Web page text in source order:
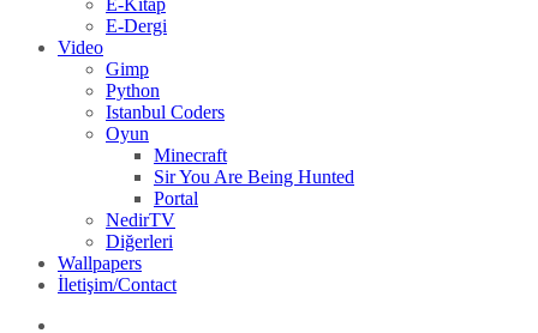
E-Kitap
E-Dergi
Video
Gimp
Python
Istanbul Coders
Oyun
Minecraft
Sir You Are Being Hunted
Portal
NedirTV
Diğerleri
Wallpapers
İletişim/Contact